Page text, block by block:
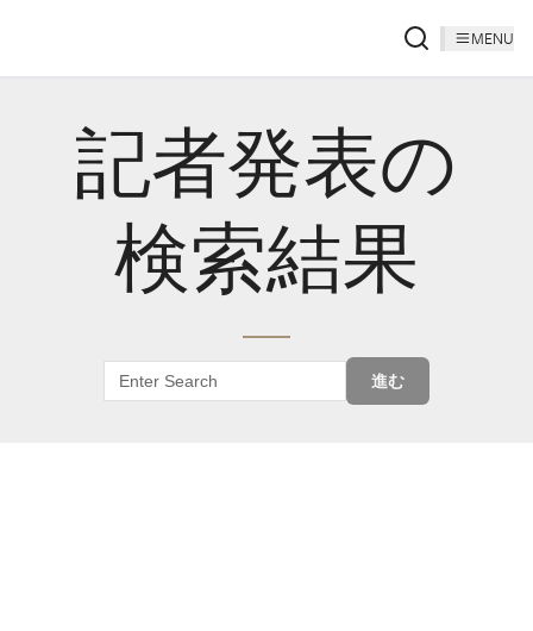
MENU
記者発表の
検索結果
進む